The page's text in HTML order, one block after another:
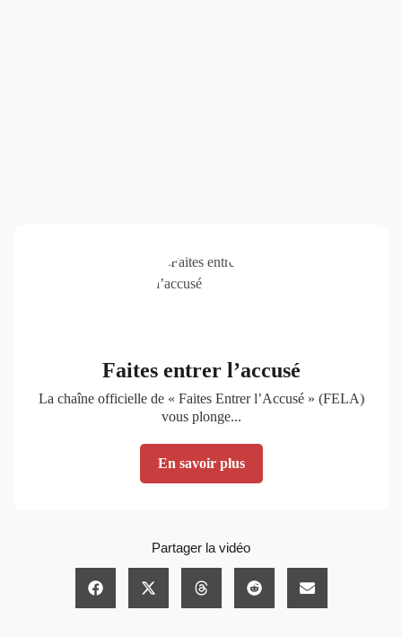
Faites entrer l’accusé
La chaîne officielle de « Faites Entrer l’Accusé » (FELA)
vous plonge...
En savoir plus
Partager la vidéo